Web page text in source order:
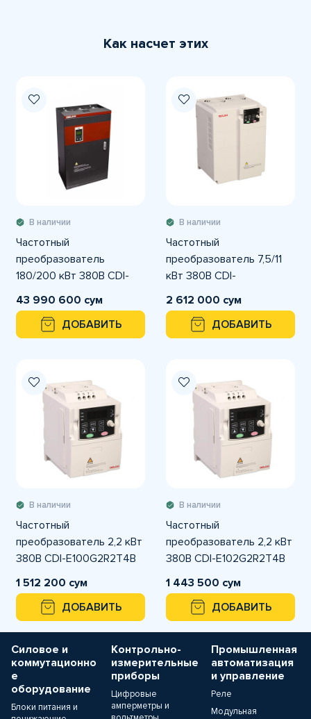
Как насчет этих
В наличии
Частотный
преобразователь
180/200 кВт 380В CDI-
E180G180/P200T4 DELIXI
43 990 600 сум
ДОБАВИТЬ
В наличии
Частотный
преобразователь 7,5/11
кВт 380В CDI-
E100G7R5/P011T4B DELIXI
2 612 000 сум
ДОБАВИТЬ
В наличии
Частотный
преобразователь 2,2 кВт
380В CDI-E100G2R2T4B
DELIXI
1 512 200 сум
ДОБАВИТЬ
В наличии
Частотный
преобразователь 2,2 кВт
380В CDI-E102G2R2T4B
DELIXI
1 443 500 сум
ДОБАВИТЬ
Силовое и
коммутационно
е
оборудование
Блоки питания и
Контрольно-
измерительные
приборы
Цифровые
амперметры и
Промышленная
автоматизация
и управление
Реле
Модульная